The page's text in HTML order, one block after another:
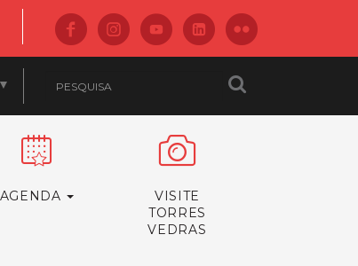
▼
AGENDA
VISITE
TORRES
VEDRAS